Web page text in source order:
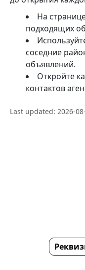
На
подходящих
соседние
объявлений.
Откройте
контактов
Last updated: 2026-